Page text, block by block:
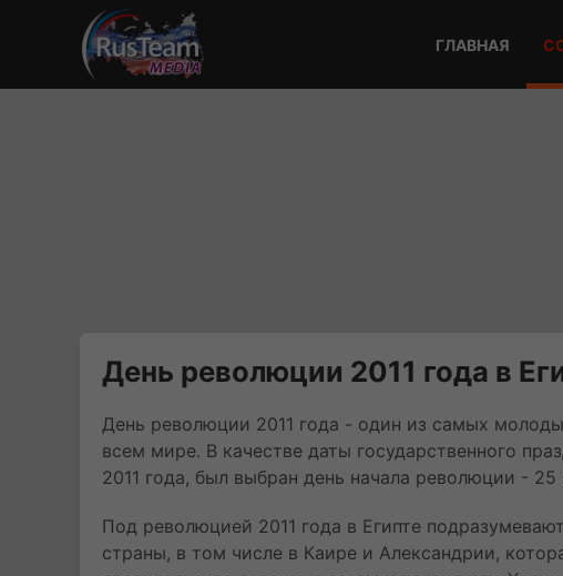
ГЛАВНАЯ
День революции 2011 года в
День революции 2011 года - один из самых
всем мире. В качестве даты государственного
2011 года, был выбран день начала революции - 25
Под революцией 2011 года в Египте
страны, в том числе в Каире и Александрии,